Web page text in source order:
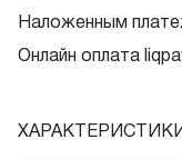
Наложенным
Онлайн оплата
ХАРАКТЕРИСТИКИ